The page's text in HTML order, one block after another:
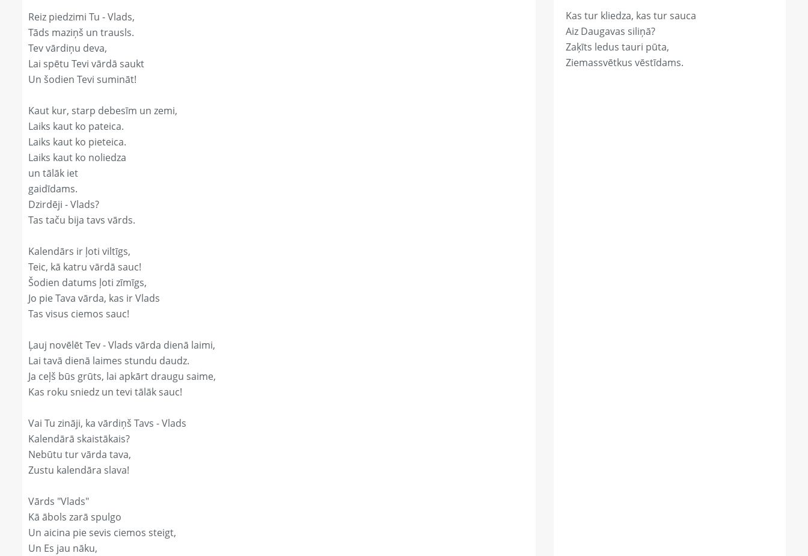
Reiz piedzimi Tu - Vlads,
Tāds maziņš un trausls.
Tev vārdiņu deva,
Lai spētu Tevi vārdā saukt
Un šodien Tevi sumināt!
Kaut kur, starp debesīm un zemi,
Laiks kaut ko pateica.
Laiks kaut ko pieteica.
Laiks kaut ko noliedza
un tālāk iet
gaidīdams.
Dzirdēji - Vlads?
Tas taču bija tavs vārds.
Kalendārs ir ļoti viltīgs,
Teic, kā katru vārdā sauc!
Šodien datums ļoti zīmīgs,
Jo pie Tava vārda, kas ir Vlads
Tas visus ciemos sauc!
Ļauj novēlēt Tev - Vlads vārda dienā laimi,
Lai tavā dienā laimes stundu daudz.
Ja ceļš būs grūts, lai apkārt draugu saime,
Kas roku sniedz un tevi tālāk sauc!
Vai Tu zināji, ka vārdiņš Tavs - Vlads
Kalendārā skaistākais?
Nebūtu tur vārda tava,
Zustu kalendāra slava!
Vārds "Vlads"
Kā ābols zarā spulgo
Un aicina pie sevis ciemos steigt,
Un Es jau nāku,
Kas tur kliedza, kas tur sauca
Aiz Daugavas siliņā?
Zaķīts ledus tauri pūta,
Ziemassvētkus vēstīdams.